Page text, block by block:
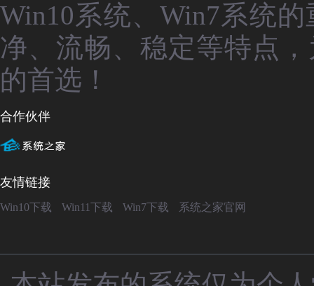
Win10系统、Win7系统
净、流畅、稳定等特点
的首选！
合作伙伴
友情链接
Win10下载 Win11下载 Win7下载 系统之家官网